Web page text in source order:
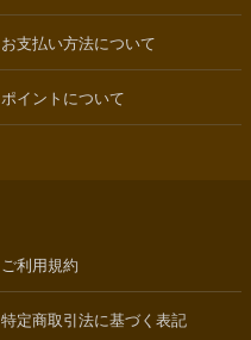
お支払い方法について
ポイントについて
ご利用規約
特定商取引法に基づく表記